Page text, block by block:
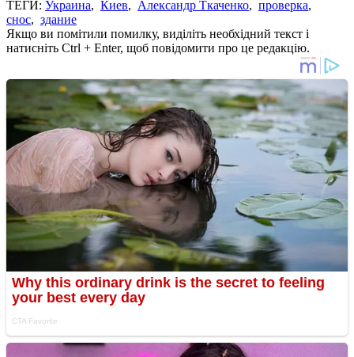
ТЕГИ: Украина, Киев, Александр Ткаченко, проверка,
снос, здание
Якщо ви помітили помилку, виділіть необхідний текст і
натисніть Ctrl + Enter, щоб повідомити про це редакцію.